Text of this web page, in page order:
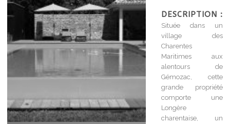
DESCRIPTION :
Située dans un
village des
Charentes
Maritimes aux
alentours de
Gémozac, cette
grande propriété
comporte une
Longère
charentaise, un